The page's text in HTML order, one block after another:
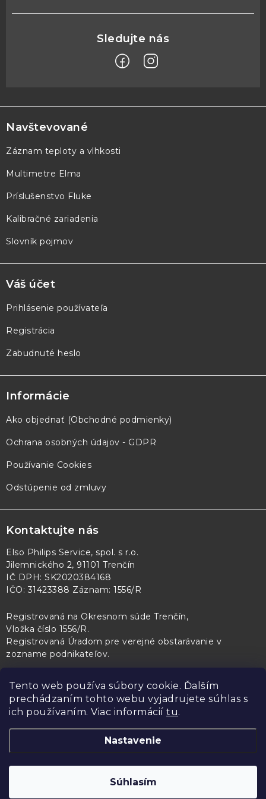
Tento web používa súbory cookie. Ďalším
prechádzaním tohto webu vyjadrujete súhlas s
ich používaním. Viac informácií tu.
Nastavenie
Súhlasím
á
p
ä
e
Navštevované
Záznam teploty a vlhkosti
Multimetre Elma
Príslušenstvo Fluke
Kalibračné zariadenia
Slovník pojmov
Váš účet
Prihlásenie používateľa
Registrácia
Zabudnuté heslo
Informácie
Ako objednať (Obchodné podmienky)
Ochrana osobných údajov - GDPR
Používanie Cookies
Odstúpenie od zmluvy
Kontaktujte nás
Elso Philips Service, spol. s r.o.
Jilemnického 2, 91101 Trenčín
IČ DPH: SK2020384168
IČO: 31423388 Záznam: 1556/R
Registrovaná na Okresnom súde Trenčín,
Vložka číslo 1556/R.
Registrovaná Úradom pre verejné obstarávanie v
zozname podnikateľov.
PL Servis Kontroltech Technický skúšobný ústav Piešťany
Copyright 2026
Upraviť
nastavenie cookies